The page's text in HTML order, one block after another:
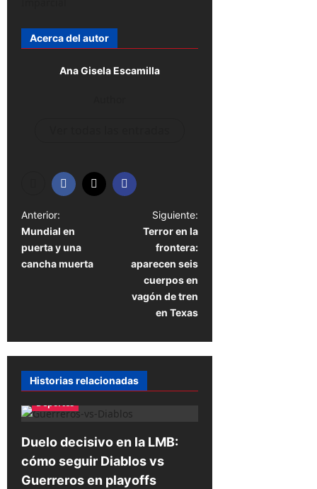
Acerca del autor
Ana Gisela Escamilla
N
a
v
i
ó
n
d
e
e
Anterior:
Mundial en
puerta y una
cancha muerta
Siguiente:
Terror en la
frontera:
aparecen seis
cuerpos en
vagón de tren
en Texas
Historias relacionadas
Deportes
Duelo decisivo en la LMB:
cómo seguir Diablos vs
Guerreros en playoffs